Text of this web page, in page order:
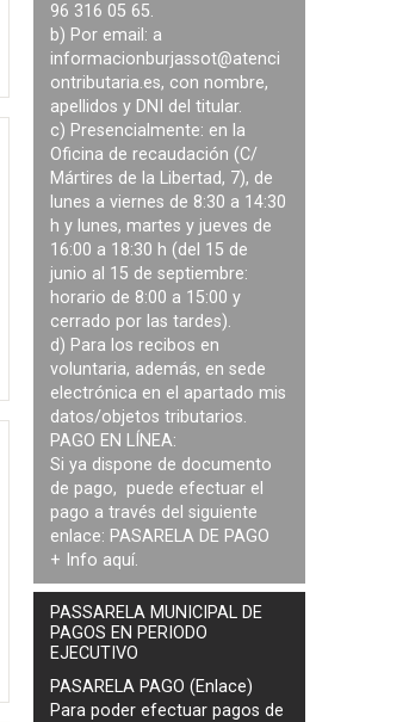
96 316 05 65.
b) Por email: a
informacionburjassot@atenci
ontributaria.es, con nombre,
apellidos y DNI del titular.
c) Presencialmente: en la
Oficina de recaudación (C/
Mártires de la Libertad, 7), de
lunes a viernes de 8:30 a 14:30
h y lunes, martes y jueves de
16:00 a 18:30 h (del 15 de
junio al 15 de septiembre:
horario de 8:00 a 15:00 y
cerrado por las tardes).
d) Para los recibos en
voluntaria, además, en sede
electrónica en el apartado mis
datos/objetos tributarios.
PAGO EN LÍNEA:
Si ya dispone de documento
de pago, puede efectuar el
pago a través del siguiente
enlace: PASARELA DE PAGO
+ Info aquí.
PASSARELA MUNICIPAL DE
PAGOS EN PERIODO
EJECUTIVO
PASARELA PAGO (Enlace)
Para poder efectuar pagos de